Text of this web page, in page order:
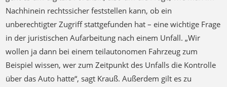
in der juristischen Aufarbeitung nach einem Unfall. „Wir
wollen ja dann bei einem teilautonomen Fahrzeug zum
Beispiel wissen, wer zum Zeitpunkt des Unfalls die Kontrolle
über das Auto hatte“, sagt Krauß. Außerdem gilt es zu
verhindern, dass ein potenzieller Angreifer seine Spuren
verwischen kann.